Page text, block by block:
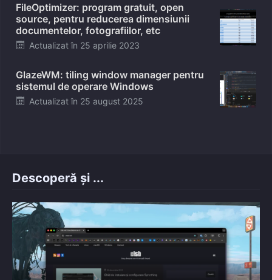
FileOptimizer: program gratuit, open
source, pentru reducerea dimensiunii
documentelor, fotografiilor, etc
Posted
Actualizat în 25 aprilie 2023
GlazeWM: tiling window manager pentru
sistemul de operare Windows
Posted
Actualizat în 25 august 2025
Descoperă și ...